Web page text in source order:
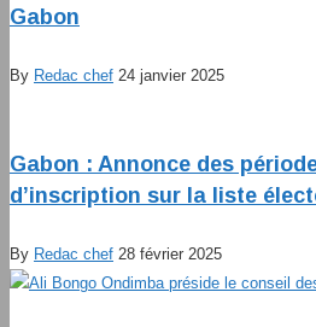
Gabon
By Redac chef 24 janvier 2025
Gabon : Annonce des
d’inscription sur la liste
By Redac chef 28 février 2025